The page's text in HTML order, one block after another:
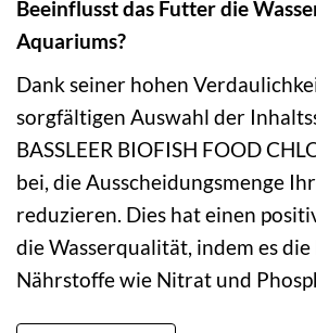
Beeinflusst das Futter die
Aquariums?
Dank seiner hohen
sorgfältigen Auswahl der
BASSLEER BIOFISH FOOD
bei, die Ausscheidungsmenge
reduzieren. Dies hat einen
die Wasserqualität, indem es
Nährstoffe wie Nitrat und